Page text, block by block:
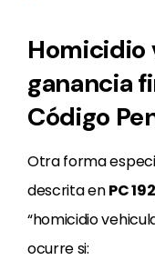
Homicidio
ganancia
Código
Otra forma
descrita enPC
“homicidio
ocurre si: